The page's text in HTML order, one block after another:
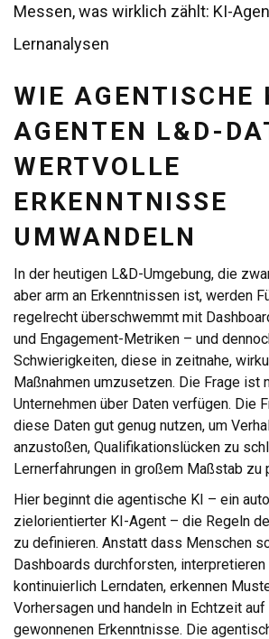
Messen, was wirklich zählt: KI-
Lernanalysen
WIE AGENTISCHE
AGENTEN L&D-
WERTVOLLE
ERKENNTNISSE
UMWANDELN
In der heutigen L&D-Umgebung, die
aber arm an Erkenntnissen ist, werden
regelrecht überschwemmt mit
und Engagement-Metriken – und
Schwierigkeiten, diese in zeitnahe,
Maßnahmen umzusetzen. Die Frage ist
Unternehmen über Daten verfügen. Die
diese Daten gut genug nutzen, um
anzustoßen, Qualifikationslücken zu
Lernerfahrungen in großem Maßstab zu
Hier beginnt die agentische KI – ein
zielorientierter KI-Agent – die Regeln
zu definieren. Anstatt dass Menschen
Dashboards durchforsten,
kontinuierlich Lerndaten, erkennen
Vorhersagen und handeln in Echtzeit
gewonnenen Erkenntnisse. Die